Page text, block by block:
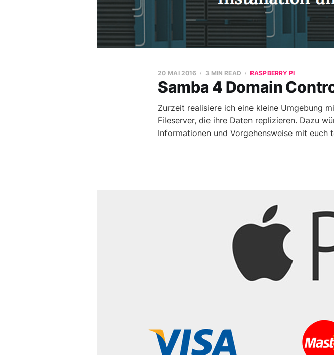
Samba 4 Domain
20 MAI 2016 3 MIN READ RASPBERRY PI
Zurzeit realisiere ich eine kleine Umgebung
Fileserver, die ihre Daten replizieren. Dazu
Informationen und Vorgehensweise mit euch